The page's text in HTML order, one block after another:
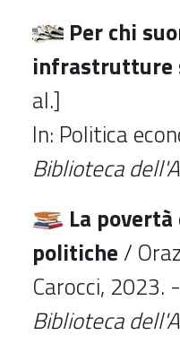
Per chi
infrastrutture
al.]
In: Politica
Biblioteca
La
politiche /
Carocci, 2023.
Biblioteca